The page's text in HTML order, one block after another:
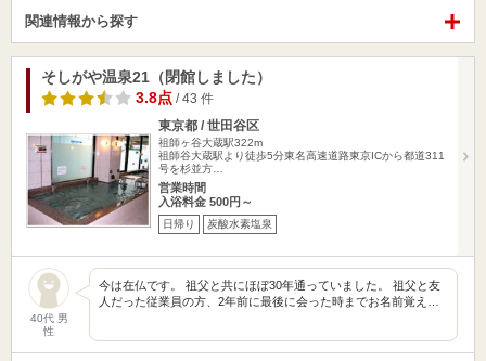
関連情報から探す
そしがや温泉21（閉館しました）
3.8点 / 43 件
東京都 / 世田谷区
祖師ヶ谷大蔵駅322m
祖師谷大蔵駅より徒歩5分東名高速道路東京ICから都道311
号を杉並方…
営業時間
入浴料金 500円～
日帰り 炭酸水素塩泉
40代 男
性
今は在仏です。 祖父と共にほぼ30年通っていました。 祖父と友
人だった従業員の方、2年前に最後に会った時までお名前覚え…